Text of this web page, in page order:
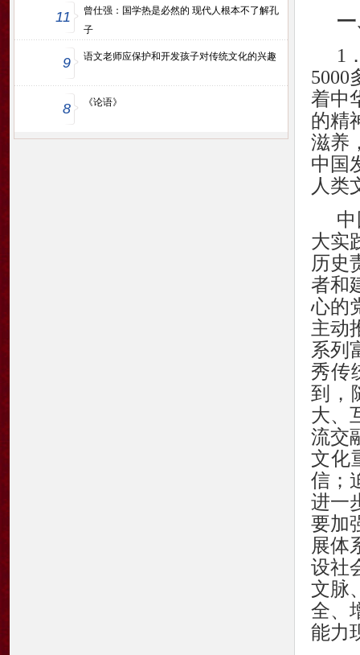
11
曾仕强：国学热是必然的 现代人根本不了解孔
子
9 语文老师应保护和开发孩子对传统文化的兴趣
8 《论语》
1
5000
着中
的精
滋养
中国
人类
大实
历史
者和
心的
主动
系列
秀传
到，
大、
流交
文化
信；
进一
要加
展体
设社
文脉
全、
能力